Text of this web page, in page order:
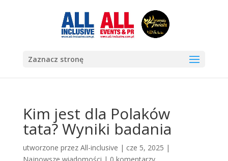
Zaznacz stronę
Kim jest dla Polaków
tata? Wyniki badania
utworzone przez All-inclusive | cze 5, 2025 |